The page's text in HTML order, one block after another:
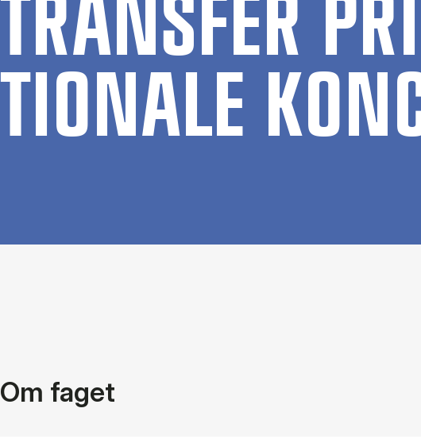
TRANS­FER
TIO­NA­LE
Om faget